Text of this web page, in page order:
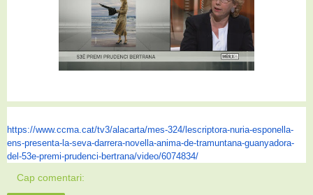
https://www.ccma.cat/tv3/alacarta/mes-324/lescriptora-nuria-esponella-
ens-presenta- la-seva-darrera-novella-anima-de-tramuntana-guanyadora-
del-53e-premi-prudenci-bertrana/video/6074834/
Cap comentari: